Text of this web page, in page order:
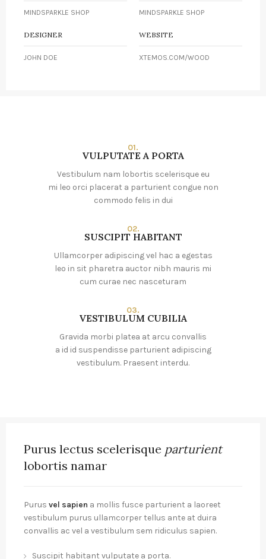
MINDSPARKLE SHOP MINDSPARKLE SHOP
DESIGNER
JOHN DOE
WEBSITE
XTEMOS.COM/WOOD
01.
VULPUTATE A PORTA
Vestibulum nam lobortis scelerisque eu
mi leo orci placerat a parturient congue non
commodo felis in dui
02.
SUSCIPIT HABITANT
Ullamcorper adipiscing vel hac a egestas
leo in sit pharetra auctor nibh mauris mi
cum curae nec nasceturam
03.
VESTIBULUM CUBILIA
Gravida morbi platea at arcu convallis
a id id suspendisse parturient adipiscing
vestibulum. Praesent interdu.
Purus lectus scelerisque parturient
lobortis namar
Purus vel sapien a mollis fusce parturient a laoreet
vestibulum purus ullamcorper tellus ante at duira
convallis ac vel a vestibulum sem ridiculus sapien.
Suscipit habitant vulputate a porta.